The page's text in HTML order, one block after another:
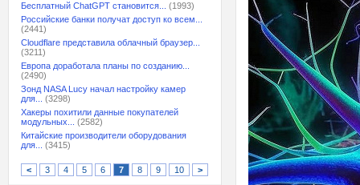
Бесплатный ChatGPT становится...
(1993)
Российские банки получат доступ ко всем...
(2441)
Cloudflare представила облачный браузер...
(3211)
Европа доработала планы по созданию...
(2490)
Зонд NASA Lucy начал настройку камер
для...
(3298)
Хакеры похитили данные покупателей
модульных...
(2582)
Китайские производители оборудования
для...
(3415)
< 3 4 5 6 7 8 9 10 >